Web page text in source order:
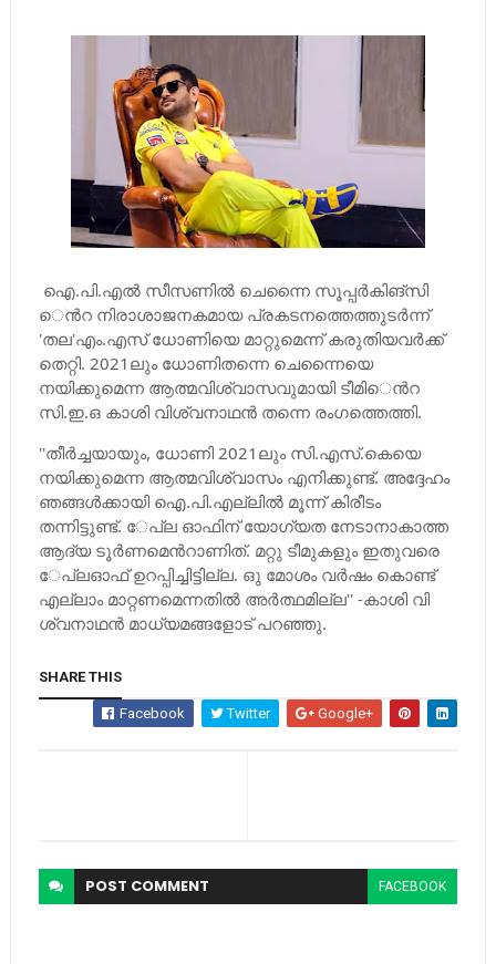
​ഐ.പി.എല്‍ സീസണില്‍ ചെന്നൈ സൂപ്പര്‍കിങ്​സി​
െന്‍റ നിരാശാജനകമായ പ്രകടനത്തെത്തുടര്‍ന്ന്​
'തല'എം.എസ്​ ധോണിയെ മാറ്റുമെന്ന്​ കരുതിയവര്‍ക്ക്​
തെറ്റി. 2021ലും ധോണിതന്നെ ചെന്നൈയെ
നയിക്കുമെന്ന ആത്മവിശ്വാസവുമായി ടീമി​െന്‍റ
സി.ഇ.ഒ കാശി വിശ്വനാഥന്‍ തന്നെ രംഗത്തെത്തി.
''തീര്‍ച്ചയായും, ധോണി 2021ലും സി.എസ്​.കെയെ
നയിക്കുമെന്ന ആത്മവിശ്വാസം എനിക്കുണ്ട്​. അദ്ദേഹം
ഞങ്ങള്‍ക്കായി ഐ.പി.എല്ലില്‍ മൂന്ന്​ കിരീടം
തന്നിട്ടുണ്ട്​. ​േപ്ല ഓഫിന്​ യോഗ്യത നേടാനാകാത്ത
ആദ്യ ടൂര്‍ണമെന്‍റാണിത്​. മറ്റു ടീമുകളും ഇതുവരെ ​
േപ്ലഓഫ്​ ഉറപ്പിച്ചിട്ടില്ല. ഒു മോശം വര്‍ഷം കൊണ്ട്​
എല്ലാം മാറ്റണമെന്നതില്‍ അര്‍ത്ഥമില്ല'' -കാശി വി​
ശ്വനാഥന്‍ മാധ്യമങ്ങളോട്​ പറഞ്ഞു.
SHARE THIS
Facebook Twitter Google+
POST COMMENT FACEBOOK